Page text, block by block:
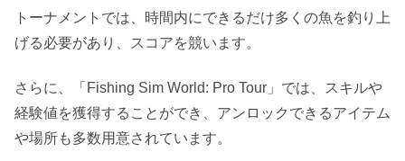
トーナメントでは、時間内にできるだけ多くの魚を釣り上
げる必要があり、スコアを競います。
さらに、「Fishing Sim World: Pro Tour」では、スキルや
経験値を獲得することができ、アンロックできるアイテム
や場所も多数用意されています。